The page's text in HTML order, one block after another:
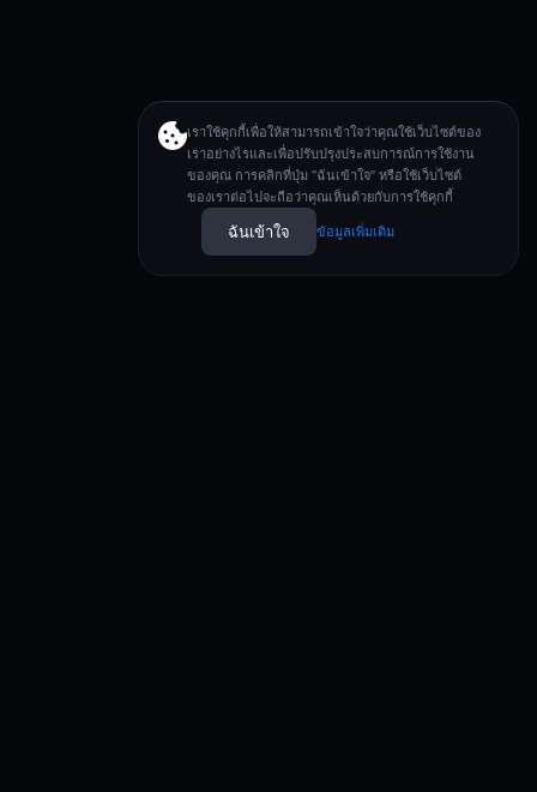
เราใช้คุกกี้เพื่อให้สามารถเข้าใจว่าคุณใช้เว็บไซต์ของ
เราอย่างไรและเพื่อปรับปรุงประสบการณ์การใช้งาน
ของคุณ การคลิกที่ปุ่ม “ฉันเข้าใจ” หรือใช้เว็บไซต์
ของเราต่อไปจะถือว่าคุณเห็นด้วยกับการใช้คุกกี้
ฉันเข้าใจ ข้อมูลเพิ่มเติม